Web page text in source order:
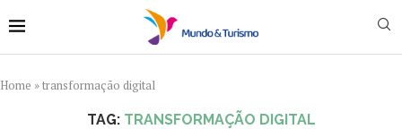
Home »transformação digital
TAG: TRANSFORMAÇÃO DIGITAL